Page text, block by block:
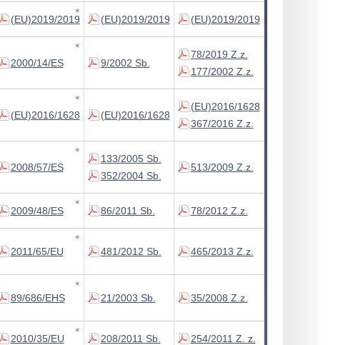
(EU)2019/2019
∗
(EU)2019/2019 (EU)2019/2019
2000/14/ES
∗
9/2002 Sb.
78/2019 Z.z.
177/2002 Z.z.
(EU)2016/1628
∗
(EU)2016/1628
(EU)2016/1628
367/2016 Z.z.
2008/57/ES
∗
133/2005 Sb.
352/2004 Sb.
513/2009 Z.z.
2009/48/ES
∗
86/2011 Sb. 78/2012 Z.z.
2011/65/EU
∗
481/2012 Sb. 465/2013 Z.z.
89/686/EHS
∗
21/2003 Sb. 35/2008 Z.z.
2010/35/EU
∗
208/2011 Sb. 254/2011 Z. z.